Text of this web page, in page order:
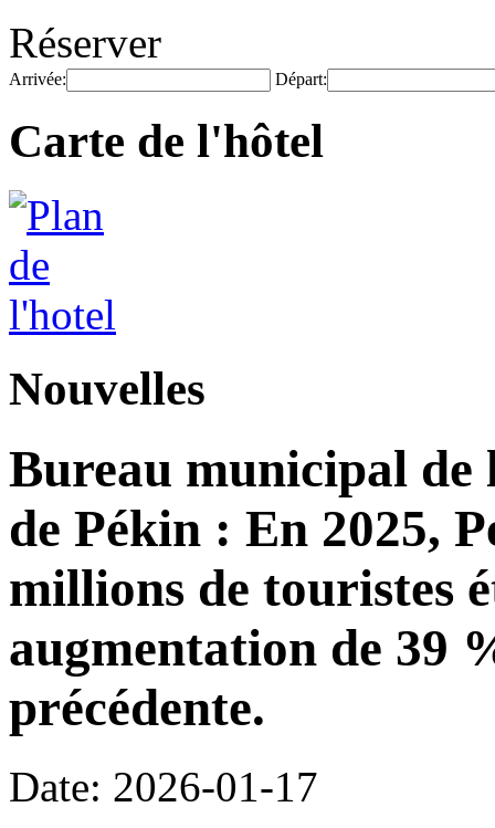
Réserver
Arrivée: Départ:
Carte de l'hôtel
Nouvelles
Bureau municipal
de Pékin : En 2025,
millions de touristes
augmentation de 39
précédente.
Date: 2026-01-17